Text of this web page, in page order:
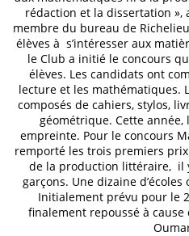
rédaction et la dissertation »,
membre du bureau de
élèves à s’intéresser aux
le Club a initié le concours
élèves. Les candidats ont
lecture et les mathématiques.
composés de cahiers, stylos,
géométrique. Cette
empreinte. Pour le concours
remporté les trois premiers
de la production littéraire, il
garçons. Une dizaine
Initialement prévu pour le
finalement repoussé à